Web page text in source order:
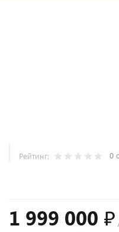
Рейтинг: 0
1 999 000 ₽